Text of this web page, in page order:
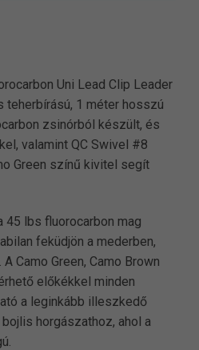
Uni Lead Clip Leader
teherbírású, 1 méter hosszú
zsinórból készült, és
valamint QC Swivel #8
Green színű kivitel segít
lbs fluorocarbon mag
feküdjön a mederben,
Camo Green, Camo Brown
előkékkel minden
a leginkább illeszkedő
horgászathoz, ahol a